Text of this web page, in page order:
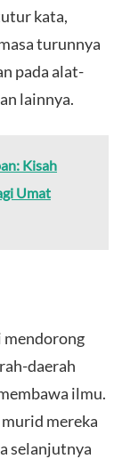
kata,
turunnya
pada alat-
lainnya.
Kisah
Umat
mendorong
daerah
ilmu.
mereka
selanjutnya